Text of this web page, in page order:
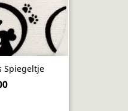
Spiegeltje